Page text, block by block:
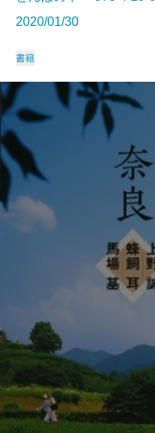
2020/01/30
書籍